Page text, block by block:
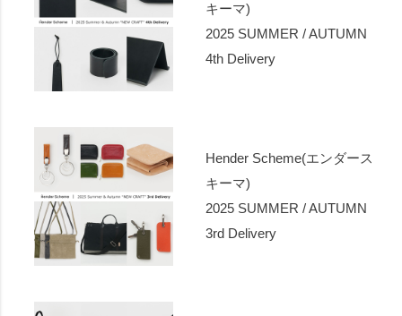
キーマ)
2025 SUMMER / AUTUMN
4th Delivery
Hender Scheme(エンダース
キーマ)
2025 SUMMER / AUTUMN
3rd Delivery